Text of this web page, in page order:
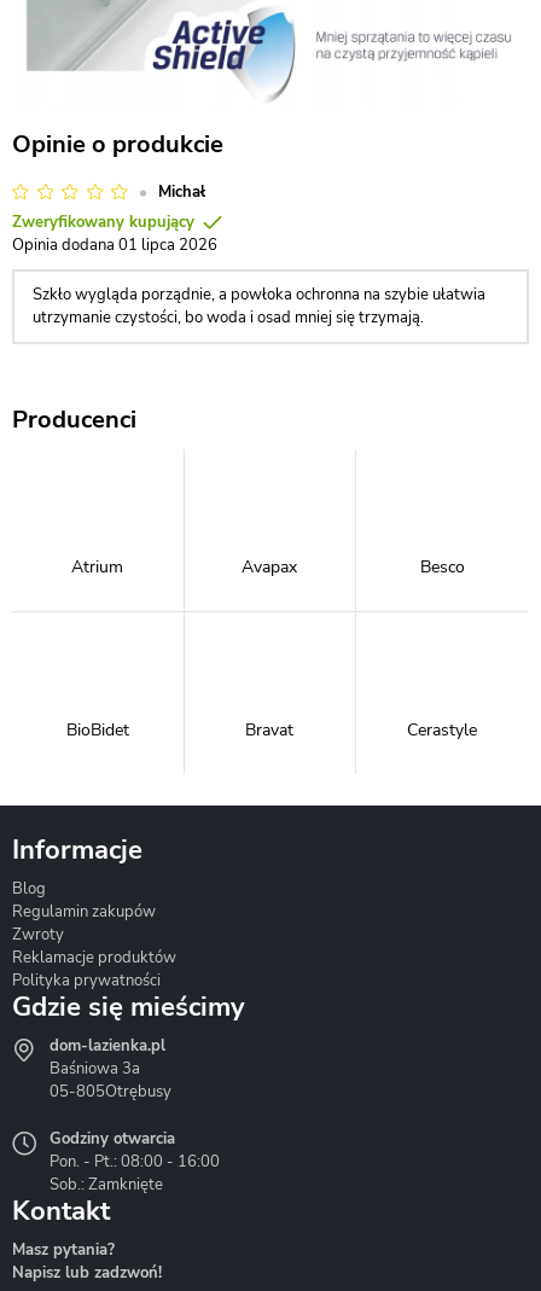
Opinie o produkcie
Szkło wygląda porządnie, a powłoka ochronna na szybie ułatwia
utrzymanie czystości, bo woda i osad mniej się trzymają.
Michał
Zweryfikowany kupujący
Opinia dodana 01 lipca 2026
Producenci
Atrium Avapax Besco
BioBidet Bravat Cerastyle
Hydrostop
Liveno
Informacje
Blog
Regulamin zakupów
Zwroty
Reklamacje produktów
Polityka prywatności
Gdzie się mieścimy
dom-lazienka.pl
Baśniowa 3a
05-805Otrębusy
Godziny otwarcia
Pon. - Pt.: 08:00 - 16:00
Sob.: Zamknięte
Kontakt
Masz pytania?
Napisz lub zadzwoń!